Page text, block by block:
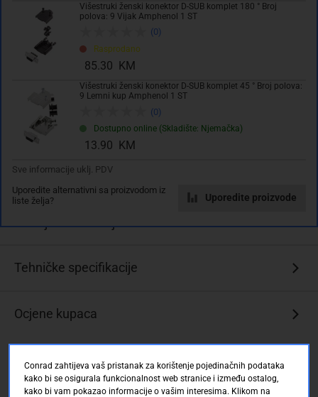
Višestruki ženski konektor D-SUB komplet 180 ° Broj
polova: 9 Vijak Amphenol 1 ST
(0)
Rasprodano
85.30 KM
Višestruki ženski konektor D-SUB komplet 45 ° Broj polova:
9 Lemni kup Amphenol 1 ST
(0)
Dostupno online (Skladište: Njemačka)
13.90 KM
Sve informacije uklj. PDV
Uporedite alternativni sa proizvodom iz
liste želja?
Uporedite proizvode
Dodaj u košaricu
Izdvojeno & Detalji
višestruki
D-
Sub
redova:
2
Tehničke specifikacije
Ocjene kupaca
Conrad zahtijeva vaš pristanak za korištenje pojedinačnih podataka
kako bi se osigurala funkcionalnost web stranice i između ostalog,
kako bi vam pokazao informacije o vašim interesima. Klikom na